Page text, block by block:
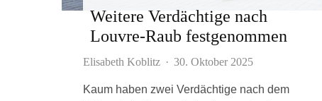
Weitere Verdächtige nach
Louvre-Raub festgenommen
Elisabeth Koblitz · 30. Oktober 2025
Kaum haben zwei Verdächtige nach dem